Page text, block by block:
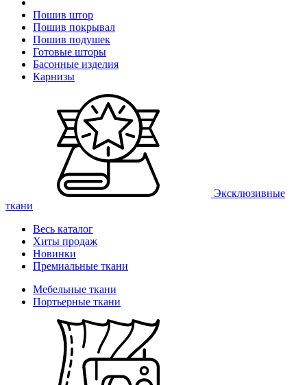
Пошив штор
Пошив покрывал
Пошив подушек
Готовые шторы
Басонные изделия
Карнизы
Эксклюзивные
ткани
Весь каталог
Хиты продаж
Новинки
Премиальные ткани
Мебельные ткани
Портьерные ткани